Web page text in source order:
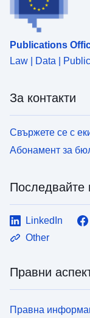
Publications
Law | Data |
За контакти
Свържете се с
Абонамент за
Последвайте
LinkedIn
Other
Правни
Правна